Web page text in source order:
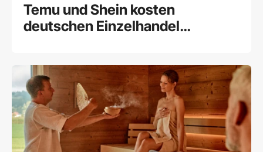
Temu und Shein kosten
deutschen Einzelhandel